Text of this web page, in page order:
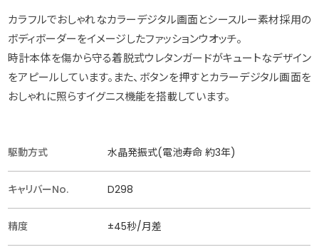
カラフルでおしゃれなカラーデジタル画面とシースルー素材採用の
ボディボーダーをイメージしたファッションウオッチ。
時計本体を傷から守る着脱式ウレタンガードがキュートなデザイン
をアピールしています。また、ボタンを押すとカラーデジタル画面を
おしゃれに照らすイグニス機能を搭載しています。
駆動方式 水晶発振式(電池寿命 約3年)
キャリバーNo. D298
精度 ±45秒/月差